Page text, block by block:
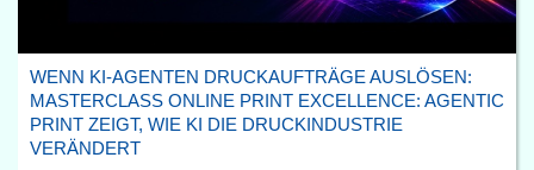
WENN KI-AGENTEN DRUCKAUFTRÄGE AUSLÖSEN:
MASTERCLASS ONLINE PRINT EXCELLENCE: AGENTIC
PRINT ZEIGT, WIE KI DIE DRUCKINDUSTRIE
VERÄNDERT